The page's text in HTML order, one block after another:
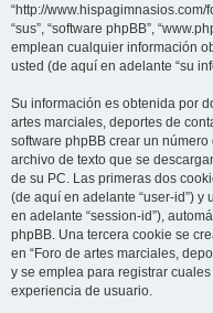
“http://www.hispagimnasios.com/
“sus”, “software phpBB”,
emplean cualquier información
usted (de aquí en adelante “su
Su información es obtenida por
artes marciales, deportes de
software phpBB crear un
archivo de texto que se
de su PC. Las primeras dos
(de aquí en adelante “user-id”)
en adelante “session-id”),
phpBB. Una tercera cookie se
en “Foro de artes marciales,
y se emplea para registrar
experiencia de usuario.